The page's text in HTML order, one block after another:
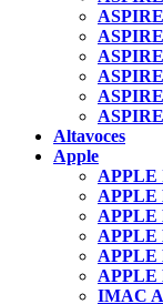
Altavoces
Apple
APPLE
APPLE
APPLE
APPLE
APPLE
APPLE
IMAC